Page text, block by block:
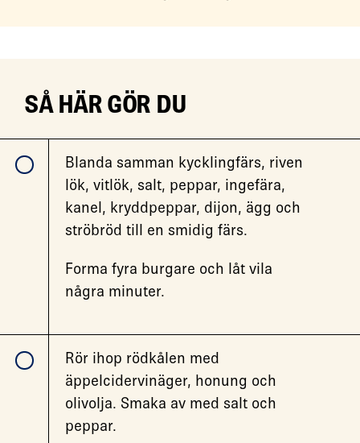
SÅ HÄR GÖR DU
Blanda samman kycklingfärs, riven
lök, vitlök, salt, peppar, ingefära,
kanel, kryddpeppar, dijon, ägg och
ströbröd till en smidig färs.
Forma fyra burgare och låt vila
några minuter.
Rör ihop rödkålen med
äppelcidervinäger, honung och
olivolja. Smaka av med salt och
peppar.